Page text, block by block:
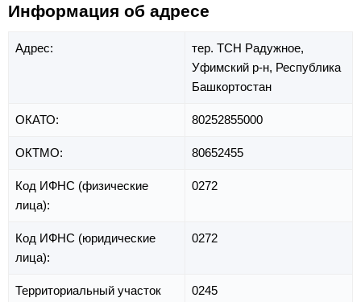
Информация об адресе
Адрес:
тер. ТСН Радужное,
Уфимский р-н, Республика
Башкортостан
ОКАТО: 80252855000
ОКТМО: 80652455
Код ИФНС (физические
лица):
0272
Код ИФНС (юридические
лица):
0272
Территориальный участок
0245